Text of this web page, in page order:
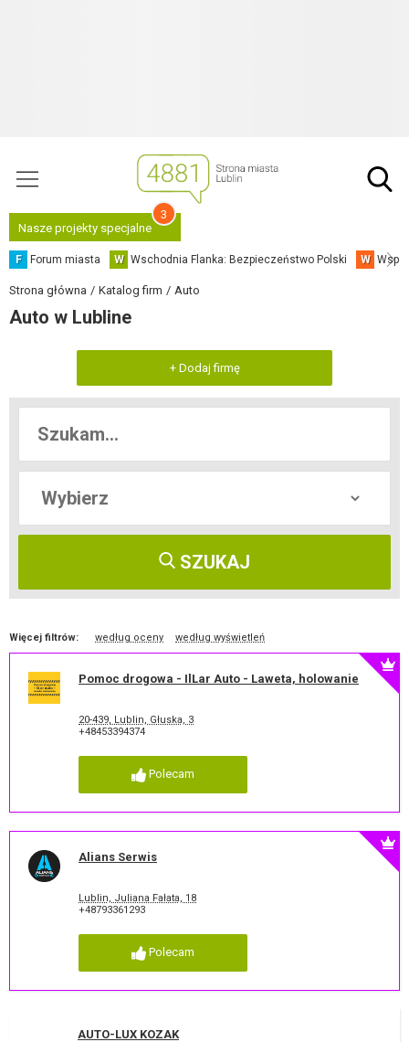
Nasze projekty specjalne
3
F Forum miasta W Wschodnia Flanka: Bezpieczeństwo Polski W
Strona główna Katalog firm Auto
Auto w Lubline
+ Dodaj firmę
SZUKAJ
Więcej filtrów: według oceny według wyświetleń
Pomoc drogowa - IlLar Auto - Laweta, holowanie
20-439, Lublin, Głuska, 3
+48453394374
Polecam
Alians Serwis
Lublin, Juliana Fałata, 18
+48793361293
Polecam
AUTO-LUX KOZAK